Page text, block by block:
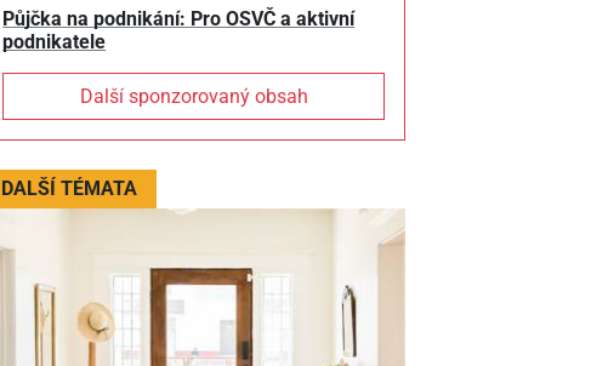
Půjčka na podnikání: Pro OSVČ a aktivní
podnikatele
Další sponzorovaný obsah
DALŠÍ TÉMATA